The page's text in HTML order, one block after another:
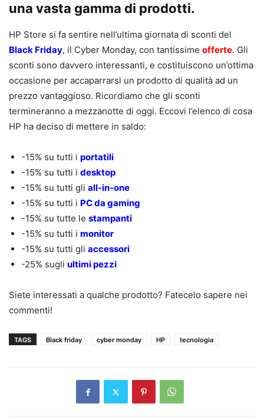
una vasta gamma di prodotti.
HP Store si fa sentire nell’ultima giornata di sconti del
Black Friday, il Cyber Monday, con tantissime offerte. Gli
sconti sono davvero interessanti, e costituiscono un’ottima
occasione per accaparrarsi un prodotto di qualità ad un
prezzo vantaggioso. Ricordiamo che gli sconti
termineranno a mezzanotte di oggi. Eccovi l’elenco di cosa
HP ha deciso di mettere in saldo:
-15% su tutti i portatili
-15% su tutti i desktop
-15% su tutti gli all-in-one
-15% su tutti i PC da gaming
-15% su tutte le stampanti
-15% su tutti i monitor
-15% su tutti gli accessori
-25% sugli ultimi pezzi
Siete interessati a qualche prodotto? Fatecelo sapere nei
commenti!
TAGS Black friday cyber monday HP tecnologia